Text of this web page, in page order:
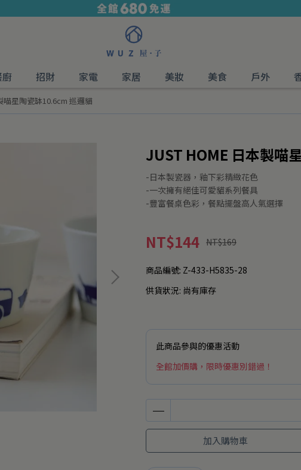
招財 家電 家居 美妝 美食 戶外
喵星陶瓷缽10.6cm 巡邏貓
JUST HOME 日本製喵
-日本製瓷器，釉下彩精緻花色
-一次擁有絕佳可愛貓系列餐具
-豐富餐桌色彩，餐點擺盤高人氣選擇
NT$144 NT$169
商品編號: Z-433-H5835-28
供貨狀況: 尚有庫存
此商品參與的優惠活動
全館加價購，限時優惠別錯過！
加入購物車